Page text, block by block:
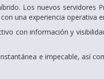
Los nuevos servidores
una experiencia operativa
con información y
e impecable, así